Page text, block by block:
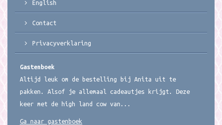
English
Contact
Privacyverklaring
Gastenboek
Altijd leuk om de bestelling bij Anita uit te
pakken. Alsof je allemaal cadeautjes krijgt. Deze
keer met de high land cow van...
Ga naar gastenboek